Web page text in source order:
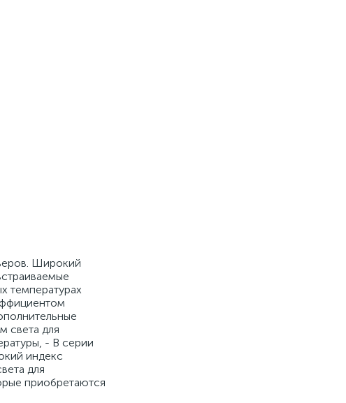
Широкий
температурах
света для
- В серии
индекс
для
приобретаются